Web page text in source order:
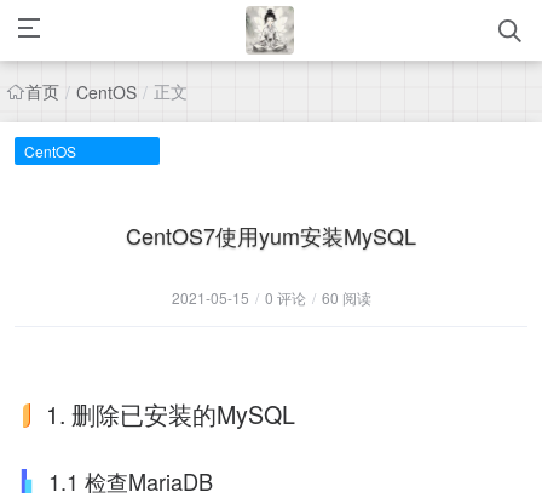
首页 / CentOS / 正文
CentOS
CentOS7使用yum安装MySQL
2021-05-15 / 0 评论 / 60 阅读
1. 删除已安装的MySQL
1.1 检查MariaDB